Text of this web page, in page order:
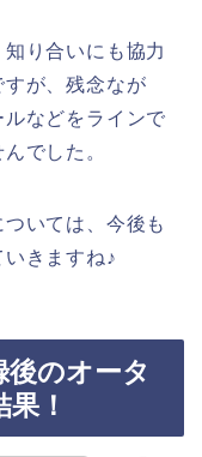
り合いにも協力
すが、残念なが
などをラインで
でした。
いては、今後も
きますね♪
のオータ
！